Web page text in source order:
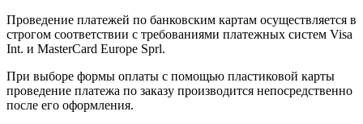
Проведение платежей по банковским картам осуществляется в
строгом соответствии с требованиями платежных систем Visa
Int. и MasterCard Europe Sprl.
При выборе формы оплаты с помощью пластиковой карты
проведение платежа по заказу производится непосредственно
после его оформления.